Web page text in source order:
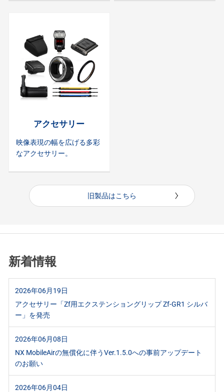
アクセサリー
映像表現の幅を広げる多彩
なアクセサリー。
旧製品はこちら
新着情報
2026年06月19日
アクセサリー「Zf用エクステンショングリップ Zf-GR1 シルバ
ー」を発売
2026年06月08日
NX MobileAirの無償化に伴うVer.1.5.0への事前アップデート
のお願い
2026年06月04日